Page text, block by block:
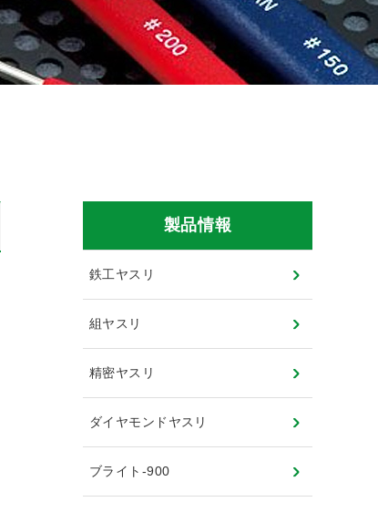
製品情報
鉄工ヤスリ
組ヤスリ
精密ヤスリ
ダイヤモンドヤスリ
ブライト-900